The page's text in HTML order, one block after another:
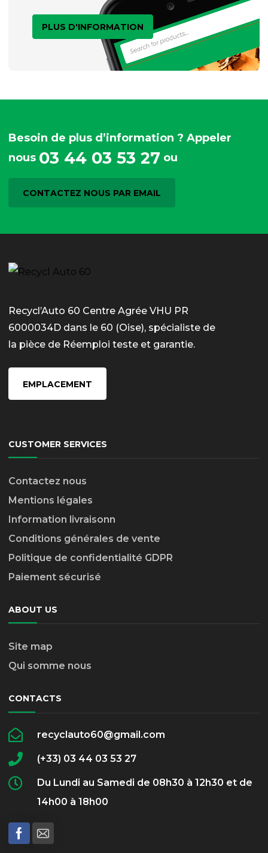
PLUS D'INFORMATION
Besoin de plus d’information ? Appeler
nous 03 44 03 53 27 ou
CONTACTEZ NOUS PAR EMAIL
Recycl’Auto 60 Centre Agrée VHU PR
6000034D dans le 60 (Oise), spécialiste de
la pièce de Réemploi teste et garantie.
EMPLACEMENT
CUSTOMER SERVICES
Contactez nous
Mentions légales
Information livraisonn
Conditions générales de vente
Politique de confidentialité GDPR
Paiement sécurisé
ABOUT US
Site map
Qui somme nous
CONTACTS
recyclauto60@gmail.com
(+33) 03 44 03 53 27
Du Lundi au Samedi de 08h30 à 12h30 et de
14h00 à 18h00